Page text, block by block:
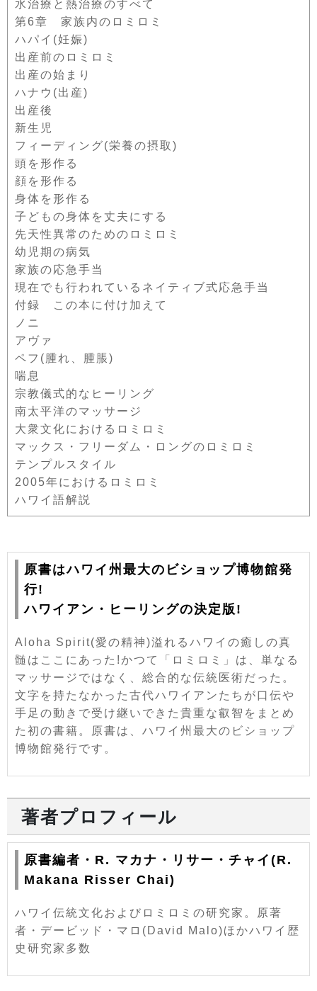
水治療と熱治療のすべて
第6章 家族内のロミロミ
ハパイ(妊娠)
出産前のロミロミ
出産の始まり
ハナウ(出産)
出産後
新生児
フィーディング(栄養の摂取)
頭を形作る
顔を形作る
身体を形作る
子どもの身体を丈夫にする
先天性異常のためのロミロミ
幼児期の病気
家族の応急手当
現在でも行われているネイティブ式応急手当
付録 この本に付け加えて
ノニ
アヴァ
ペフ(腫れ、腫脹)
喘息
宗教儀式的なヒーリング
南太平洋のマッサージ
大衆文化におけるロミロミ
マックス・フリーダム・ロングのロミロミ
テンプルスタイル
2005年におけるロミロミ
ハワイ語解説
原書はハワイ州最大のビショップ博物館発
行!
ハワイアン・ヒーリングの決定版!
Aloha Spirit(愛の精神)溢れるハワイの癒しの真
髄はここにあった!かつて「ロミロミ」は、単なる
マッサージではなく、総合的な伝統医術だった。
文字を持たなかった古代ハワイアンたちが口伝や
手足の動きで受け継いできた貴重な叡智をまとめ
た初の書籍。原書は、ハワイ州最大のビショップ
博物館発行です。
著者プロフィール
原書編者・R. マカナ・リサー・チャイ(R.
Makana Risser Chai)
ハワイ伝統文化およびロミロミの研究家。原著
者・デービッド・マロ(David Malo)ほかハワイ歴
史研究家多数